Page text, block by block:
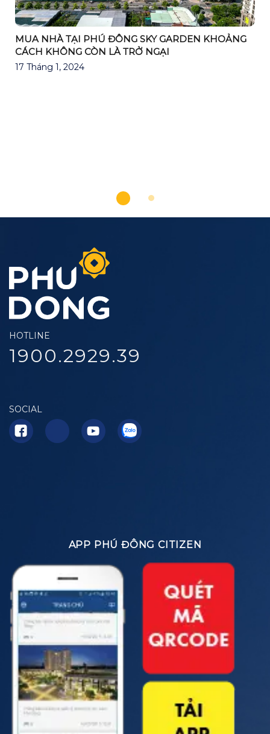
MUA NHÀ TẠI PHÚ ĐÔNG SKY GARDEN KHOẢNG
CÁCH KHÔNG CÒN LÀ TRỞ NGẠI
17 Tháng 1, 2024
HOTLINE
1900.2929.39
SOCIAL
APP PHÚ ĐÔNG CITIZEN